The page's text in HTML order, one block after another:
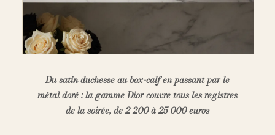
Du satin duchesse au box-calf en passant par le
métal doré : la gamme Dior couvre tous les registres
de la soirée, de 2 200 à 25 000 euros